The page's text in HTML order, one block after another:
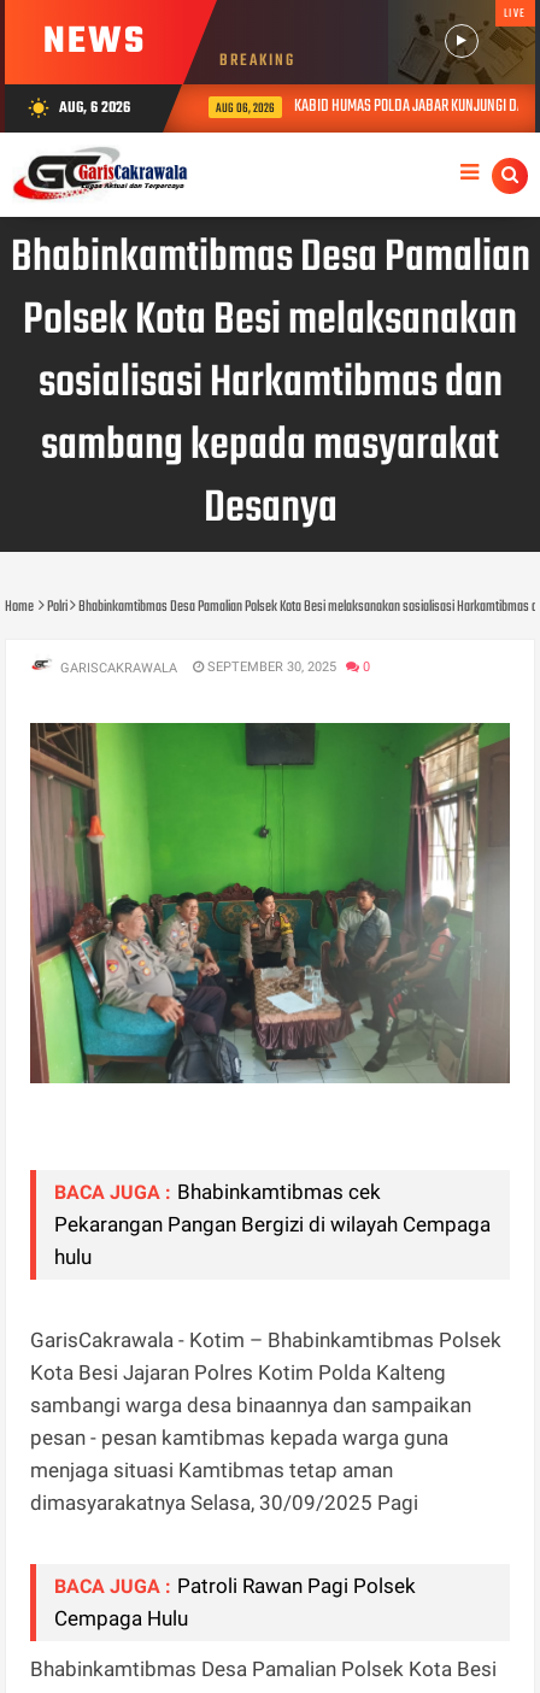
NEWS BREAKING
LIVE
wb_sunny AUG, 6 2026 AUG 06, 2026 KABID HUMAS POLDA JABAR KUNJUNGI DAN
Bhabinkamtibmas Desa Pamalian
Polsek Kota Besi melaksanakan
sosialisasi Harkamtibmas dan
sambang kepada masyarakat
Desanya
Home Polri Bhabinkamtibmas Desa Pamalian Polsek Kota Besi melaksanakan sosialisasi Harkamtibmas
GARISCAKRAWALA SEPTEMBER 30, 2025 0
BACA JUGA : Bhabinkamtibmas cek
Pekarangan Pangan Bergizi di wilayah Cempaga
hulu
GarisCakrawala - Kotim – Bhabinkamtibmas Polsek
Kota Besi Jajaran Polres Kotim Polda Kalteng
sambangi warga desa binaannya dan sampaikan
pesan - pesan kamtibmas kepada warga guna
menjaga situasi Kamtibmas tetap aman
dimasyarakatnya Selasa, 30/09/2025 Pagi
BACA JUGA : Patroli Rawan Pagi Polsek
Cempaga Hulu
Bhabinkamtibmas Desa Pamalian Polsek Kota Besi